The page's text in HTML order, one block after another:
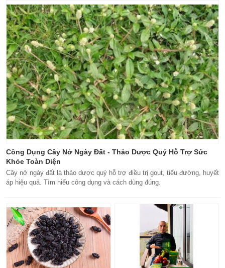
Công Dụng Cây Nở Ngày Đất - Thảo Dược Quý Hỗ Trợ Sức
Khỏe Toàn Diện
Cây nở ngày đất là thảo dược quý hỗ trợ điều trị gout, tiểu đường, huyết
áp hiệu quả. Tìm hiểu công dụng và cách dùng đúng.